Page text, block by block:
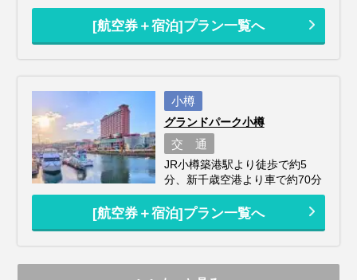
[航空券＋宿泊]プラン一覧へ
小樽
グランドパーク小樽
交 通
JR小樽築港駅より徒歩で約5
分、新千歳空港より車で約70分
[航空券＋宿泊]プラン一覧へ